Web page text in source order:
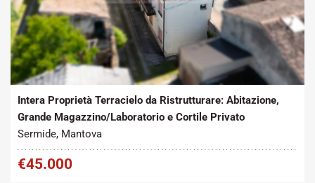
Tipo contratto:
Vendita
Metratura Commerciale:
250 m
Intera Proprietà Terracielo da Ristrutturare: Abitazione,
Grande Magazzino/Laboratorio e Cortile Privato
Sermide, Mantova
€45.000